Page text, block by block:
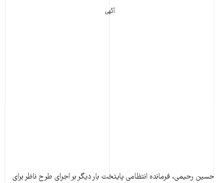
آگهی
حسین رحیمی، فرمانده انتظامی پایتخت بار دیگر بر اجرای طرح ناظر برای